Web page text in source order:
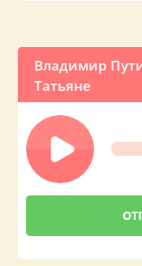
Владимир
Татьяне